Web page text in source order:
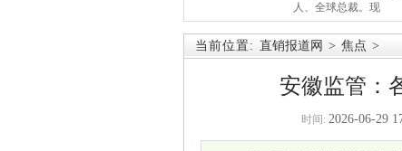
人、全球总裁。现
当前位置: 直销报道网 > 焦点 >
安徽监管：
时间: 2026-06-29